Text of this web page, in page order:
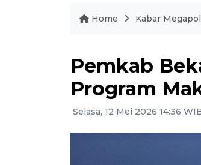
Home Kabar
Pemkab
Program
Selasa, 12 Mei 2026 14:36